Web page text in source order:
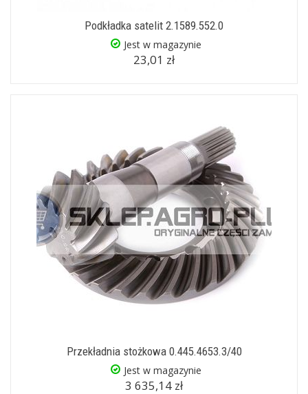
Podkładka satelit 2.1589.552.0
Jest w magazynie
23,01 zł
Przekładnia stożkowa 0.445.4653.3/40
Jest w magazynie
3 635,14 zł